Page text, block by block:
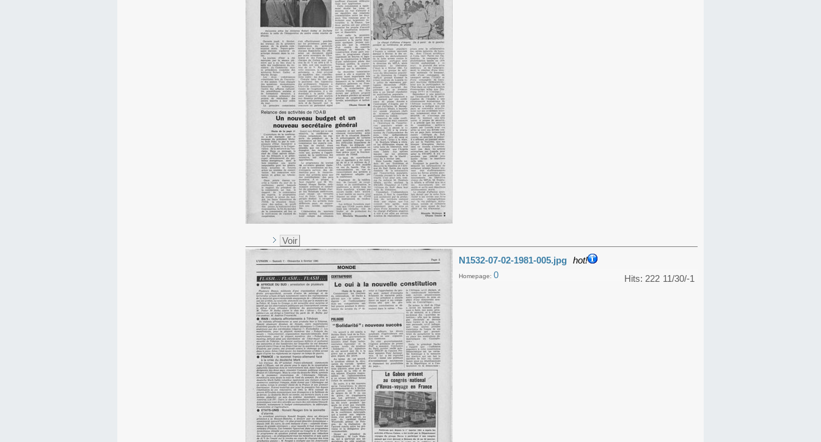
Voir
N1532-07-02-1981-005.jpg hot!
11/30/-1
Hits: 222
Homepage: 0